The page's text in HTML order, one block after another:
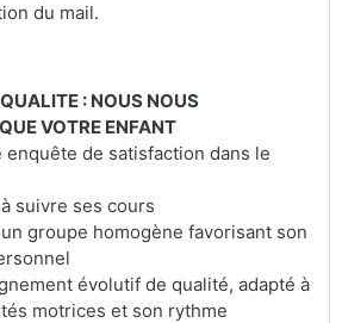
du mail.
: NOUS NOUS
VOTRE ENFANT
de satisfaction dans le
suivre ses cours
groupe homogène favorisant son
évolutif de qualité, adapté à
motrices et son rythme